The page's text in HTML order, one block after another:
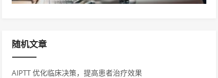
随机文章
AIPTT 优化临床决策，提高患者治疗效果